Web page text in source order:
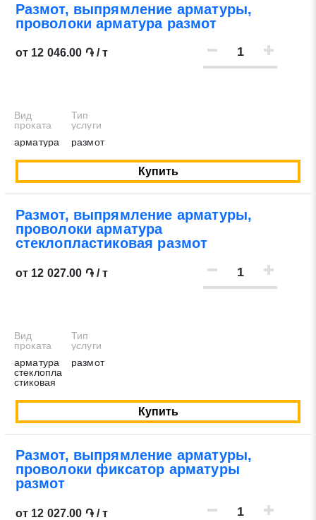
Размот, выпрямление арматуры,
проволоки арматура размот
от 12 046.00 ֏ / т
Вид
проката
арматура
Тип
услуги
размот
Купить
Размот, выпрямление арматуры,
проволоки арматура
стеклопластиковая размот
от 12 027.00 ֏ / т
Вид
проката
арматура
стеклопла
стиковая
Тип
услуги
размот
Купить
Размот, выпрямление арматуры,
проволоки фиксатор арматуры
размот
от 12 027.00 ֏ / т
июля 2006 г. N 152-ФЗ «О персональных данных», а
также соглашаетесь на информационную рассылку по
средством e-mail или СМС